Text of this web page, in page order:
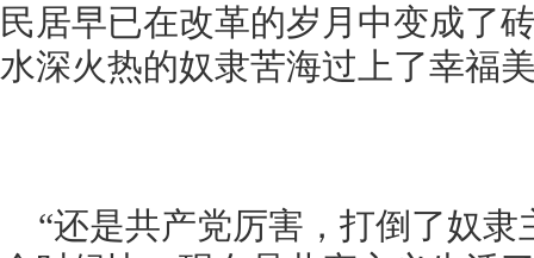
民居早已在改革的岁月中变成了
水深火热的奴隶苦海过上了幸福
“还是共产党厉害，打倒了奴